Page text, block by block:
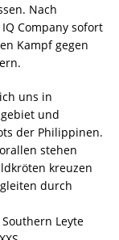
Nach
Company sofort
Kampf gegen
uns in
und
der Philippinen.
stehen
kreuzen
durch
Leyte